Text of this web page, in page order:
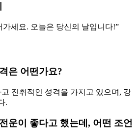
가세요. 오늘은 당신의 날입니다!”
은 어떤가요?
진취적인 성격을 가지고 있으며, 강
.
운이 좋다고 했는데, 어떤 조언